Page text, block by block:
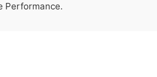
Performance.